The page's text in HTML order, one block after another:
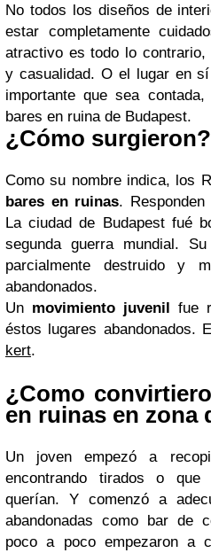
No todos los diseños de
estar completamente
atractivo es todo lo
y casualidad. O el lugar en
importante que sea
bares en ruina de Budapest.
¿Cómo surgieron?
Como su nombre indica, los
bares en ruinas.
La ciudad de Budapest fué
segunda guerra mundial.
parcialmente destruido y
abandonados.
Un movimiento juvenil fue
éstos lugares abandonados.
kert.
¿Como
en ruinas en zona
Un joven empezó a
encontrando tirados o
querían. Y comenzó a
abandonadas como bar de
poco a poco empezaron a